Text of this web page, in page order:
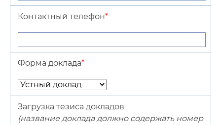
Контактный телефон*
Форма доклада*
Загрузка тезиса докладов
(название доклада должно содержать номер